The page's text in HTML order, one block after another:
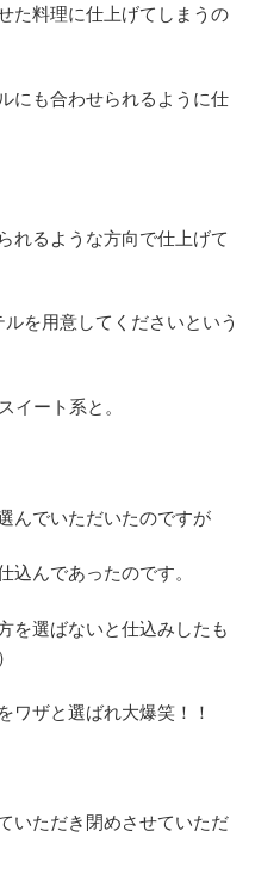
た料理に仕上げてしまうの
にも合わせられるように仕
れるような方向で仕上げて
を用意してくださいという
イート系と。
んでいただいたのですが
込んであったのです。
を選ばないと仕込みしたも
ワザと選ばれ大爆笑！！
いただき閉めさせていただ